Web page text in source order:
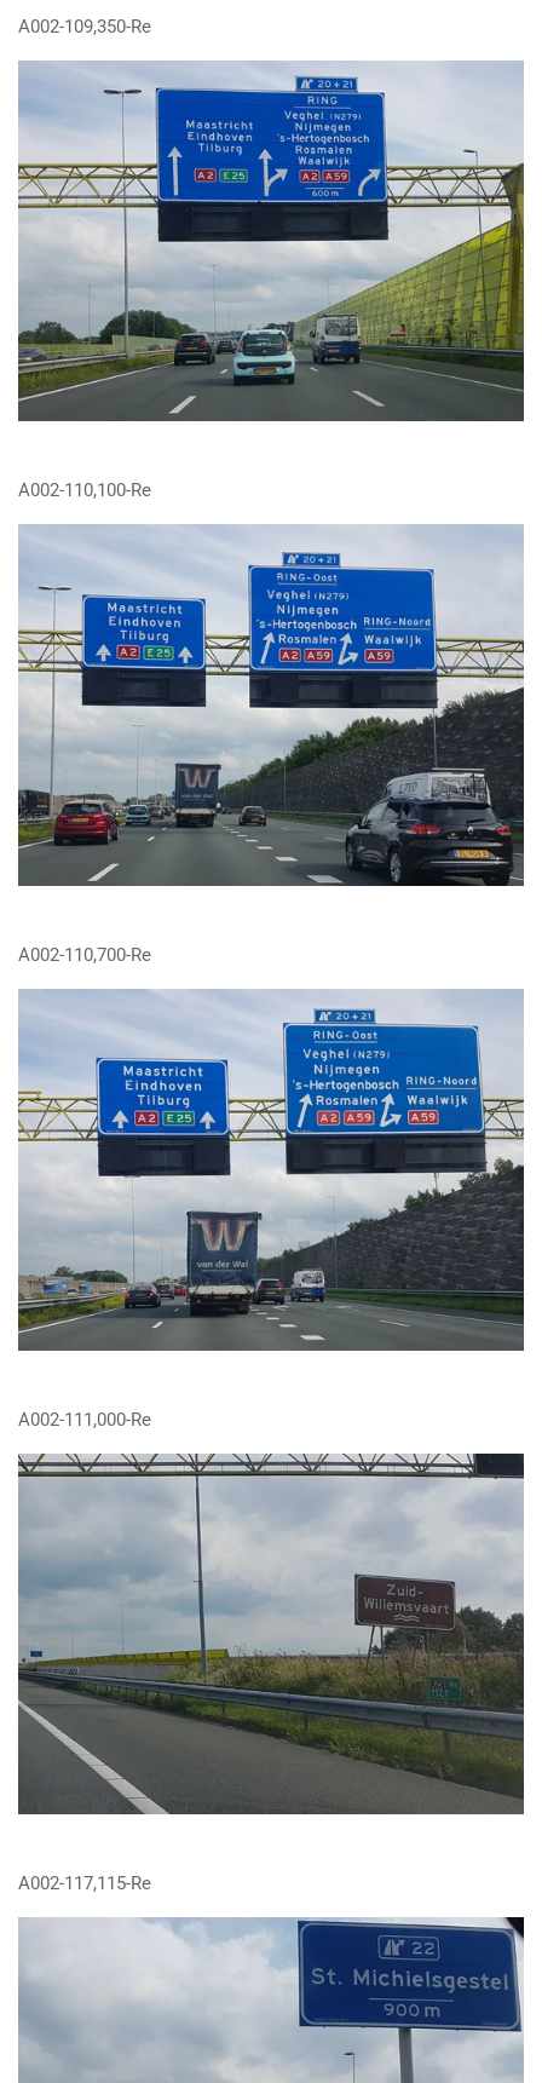
A002-109,350-Re
A002-110,100-Re
A002-110,700-Re
A002-111,000-Re
A002-117,115-Re